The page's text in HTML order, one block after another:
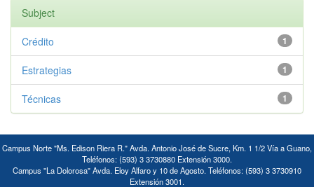
Subject
1
Crédito
1
Estrategias
1
Técnicas
Campus Norte "Ms. Edison Riera R." Avda. Antonio José de Sucre, Km. 1 1/2 Vía a Guano,
Teléfonos: (593) 3 3730880 Extensión 3000.
Campus "La Dolorosa" Avda. Eloy Alfaro y 10 de Agosto. Teléfonos: (593) 3 3730910
Extensión 3001.